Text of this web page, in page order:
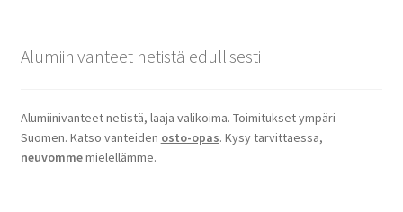
Alumiinivanteet netistä edullisesti
Alumiinivanteet netistä, laaja valikoima. Toimitukset ympäri
Suomen. Katso vanteiden osto-opas. Kysy tarvittaessa,
neuvommemielellämme.